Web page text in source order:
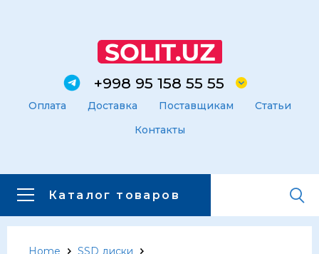
+998 95 158 55 55
Оплата Доставка Поставщикам
Статьи
Контакты
Каталог товаров
Home
SSD диски